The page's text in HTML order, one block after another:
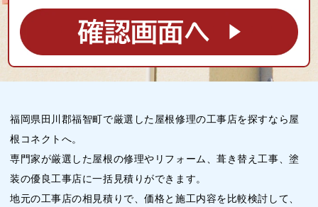
福岡県田川郡福智町で厳選した屋根修理の工事店を探すなら屋
根コネクトへ。
専門家が厳選した屋根の修理やリフォーム、葺き替え工事、塗
装の優良工事店に一括見積りができます。
地元の工事店の相見積りで、価格と施工内容を比較検討して、